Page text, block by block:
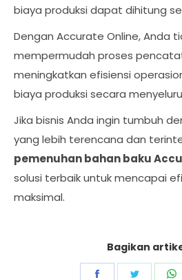
biaya produksi dapat dihitung
Dengan Accurate Online, Anda
mempermudah proses
meningkatkan efisiensi
biaya produksi secara
Jika bisnis Anda ingin tumbuh
yang lebih terencana dan
pemenuhan bahan baku
solusi terbaik untuk mencapai
maksimal.
Bagikan
Share Share